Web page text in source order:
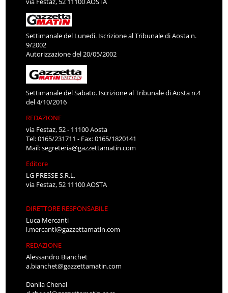
Settimanale del Lunedì. Iscrizione al Tribunale di Aosta n.
9/2002
Autorizzazione del 20/05/2002
Settimanale del Sabato. Iscrizione al Tribunale di Aosta n.4
del 4/10/2016
REDAZIONE
via Festaz, 52 - 11100 Aosta
Tel: 0165/231711 - Fax: 0165/1820141
Mail:segreteria@gazzettamatin.com
Editore
LG PRESSE S.R.L.
via Festaz, 52 11100 AOSTA
DIRETTORE RESPONSABILE
Luca Mercanti
l.mercanti@gazzettamatin.com
REDAZIONE
Alessandro Bianchet
a.bianchet@gazzettamatin.com
Danila Chenal